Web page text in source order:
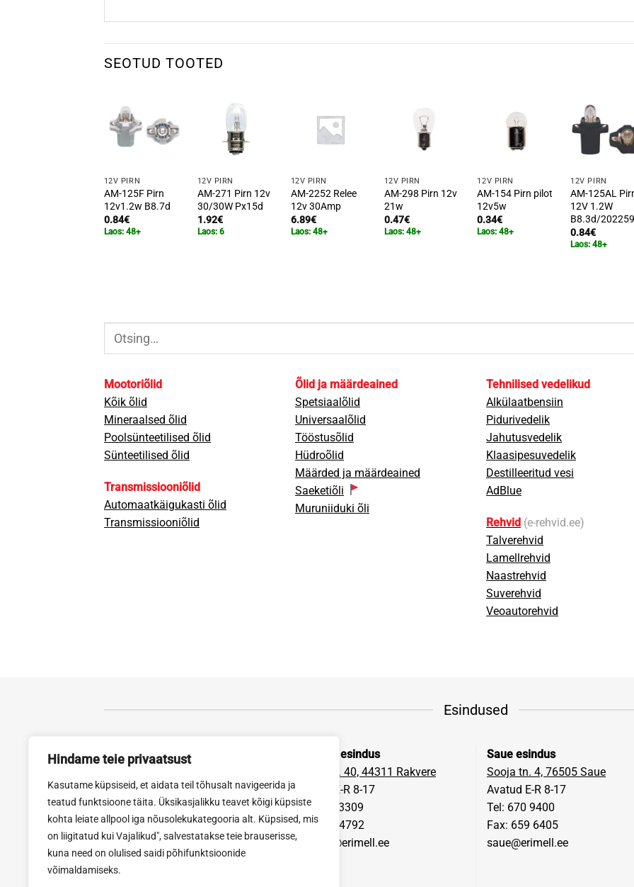
Hindame teie privaatsust
Kasutame küpsiseid, et aidata teil tõhusalt navigeerida ja
teatud funktsioone täita. Üksikasjalikku teavet kõigi küpsiste
kohta leiate allpool iga nõusolekukategooria alt. Küpsised, mis
on liigitatud kui Vajalikud", salvestatakse teie brauserisse,
kuna need on olulised saidi põhifunktsioonide
võimaldamiseks.
SEOTUD TOOTED
12V PIRN
AM-125F Pirn
12v1.2w B8.7d
0.84€
Laos: 48+
12V PIRN
AM-271 Pirn 12v
30/30W Px15d
1.92€
Laos: 6
12V PIRN
AM-2252 Relee
12v 30Amp
6.89€
Laos: 48+
12V PIRN
AM-298 Pirn 12v
21w
0.47€
Laos: 48+
12V PIRN
AM-154 Pirn pilot
12v5w
0.34€
Laos: 48+
12V PIRN
AM-125AL
12V 1.2W
B8.3d/
0.84€
Laos: 48+
Mootoriõlid
Kõik õlid
Mineraalsed õlid
Poolsünteetilised õlid
Sünteetilised õlid
Transmissiooniõlid
Automaatkäigukasti õlid
Transmissiooniõlid
Õlid ja määrdeained
Spetsiaalõlid
Universaalõlid
Tööstusõlid
Hüdroõlid
Määrded ja määrdeained
Saeketiõli
Muruniiduki õli
Tehnilised vedelikud
Alkülaatbensiin
Pidurivedelik
Jahutusvedelik
Klaasipesuvedelik
Destilleeritud vesi
AdBlue
Rehvid (e-rehvid.ee)
Talverehvid
Lamellrehvid
Naastrehvid
Suverehvid
Veoautorehvid
Esindused
Tartu esindus
Avatud E-R 8-18, L 10-15
Tel. 740 0455
Fax: 740 0454
erimell@erimell.ee
Rakvere esindus
Narva tn. 40, 44311 Rakvere
Avatud E-R 8-17
Tel: 322 3309
Fax 322 4792
rakvere@erimell.ee
Saue esindus
Sooja tn. 4, 76505 Saue
Avatud E-R 8-17
Tel: 670 9400
Fax: 659 6405
saue@erimell.ee